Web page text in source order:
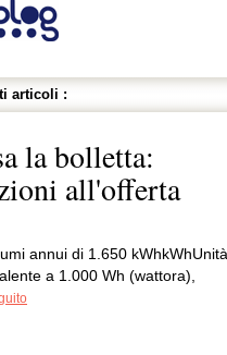
articoli :
la bolletta:
all'offerta
annui di 1.650 kWhkWhUnità
a 1.000 Wh (wattora),